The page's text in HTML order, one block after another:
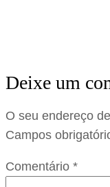
Deixe um
O seu endereço
Campos
Comentário *